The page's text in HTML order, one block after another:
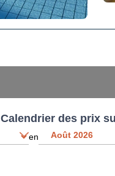
Calendrier des prix
en